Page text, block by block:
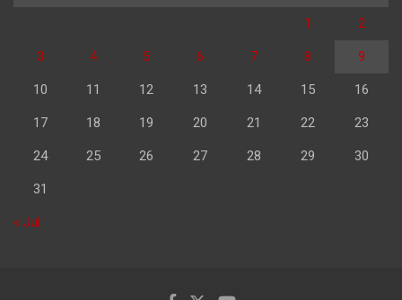
1 2
3 4 5 6 7 8 9
10 11 12 13 14 15 16
17 18 19 20 21 22 23
24 25 26 27 28 29 30
31
« Jul